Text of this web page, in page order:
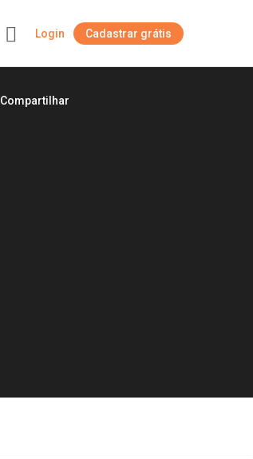
Login Cadastrar grátis
Compartilhar